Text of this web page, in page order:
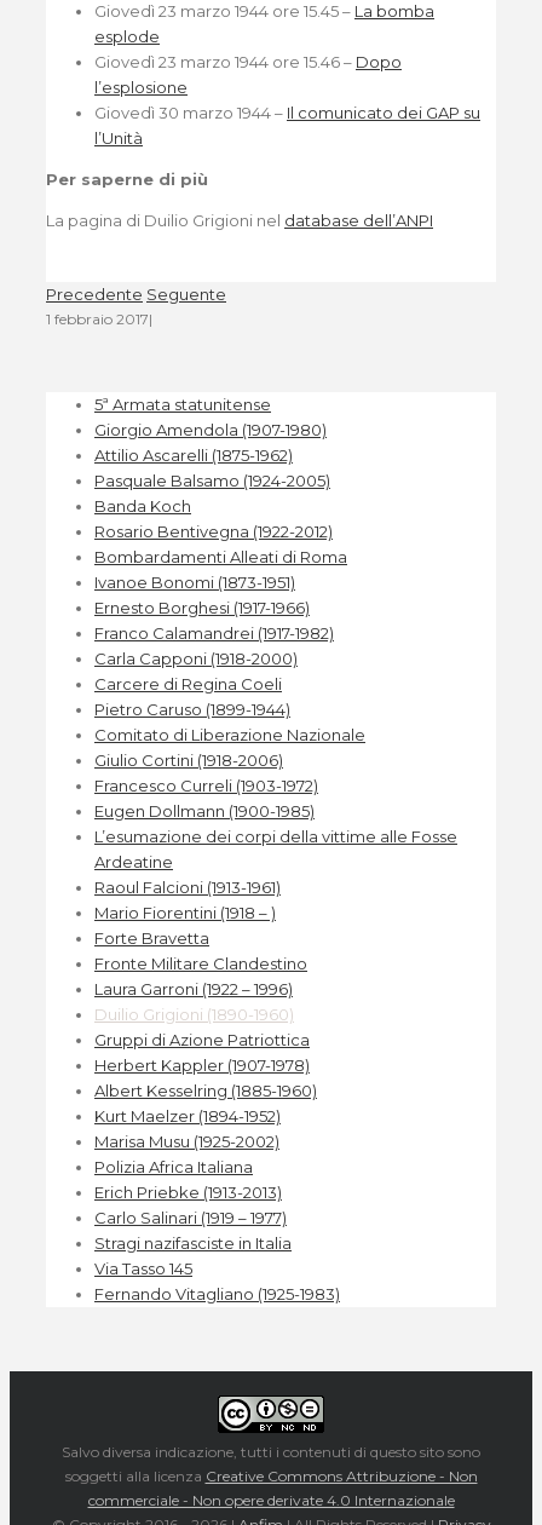
Giovedì 23 marzo 1944 ore 15.45 – La bomba
esplode
Giovedì 23 marzo 1944 ore 15.46 – Dopo
l’esplosione
Giovedì 30 marzo 1944 – Il comunicato dei GAP su
l’Unità
Per saperne di più
La pagina di Duilio Grigioni nel database dell’ANPI
Precedente Seguente
1 febbraio 2017|
5ª Armata statunitense
Giorgio Amendola (1907-1980)
Attilio Ascarelli (1875-1962)
Pasquale Balsamo (1924-2005)
Banda Koch
Rosario Bentivegna (1922-2012)
Bombardamenti Alleati di Roma
Ivanoe Bonomi (1873-1951)
Ernesto Borghesi (1917-1966)
Franco Calamandrei (1917-1982)
Carla Capponi (1918-2000)
Carcere di Regina Coeli
Pietro Caruso (1899-1944)
Comitato di Liberazione Nazionale
Giulio Cortini (1918-2006)
Francesco Curreli (1903-1972)
Eugen Dollmann (1900-1985)
L’esumazione dei corpi della vittime alle Fosse
Ardeatine
Raoul Falcioni (1913-1961)
Mario Fiorentini (1918 – )
Forte Bravetta
Fronte Militare Clandestino
Laura Garroni (1922 – 1996)
Duilio Grigioni (1890-1960)
Gruppi di Azione Patriottica
Herbert Kappler (1907-1978)
Albert Kesselring (1885-1960)
Kurt Maelzer (1894-1952)
Marisa Musu (1925-2002)
Polizia Africa Italiana
Erich Priebke (1913-2013)
Carlo Salinari (1919 – 1977)
Stragi nazifasciste in Italia
Via Tasso 145
Fernando Vitagliano (1925-1983)
Salvo diversa indicazione, tutti i contenuti di questo sito sono
soggetti alla licenza Creative Commons Attribuzione - Non
commerciale - Non opere derivate 4.0 Internazionale